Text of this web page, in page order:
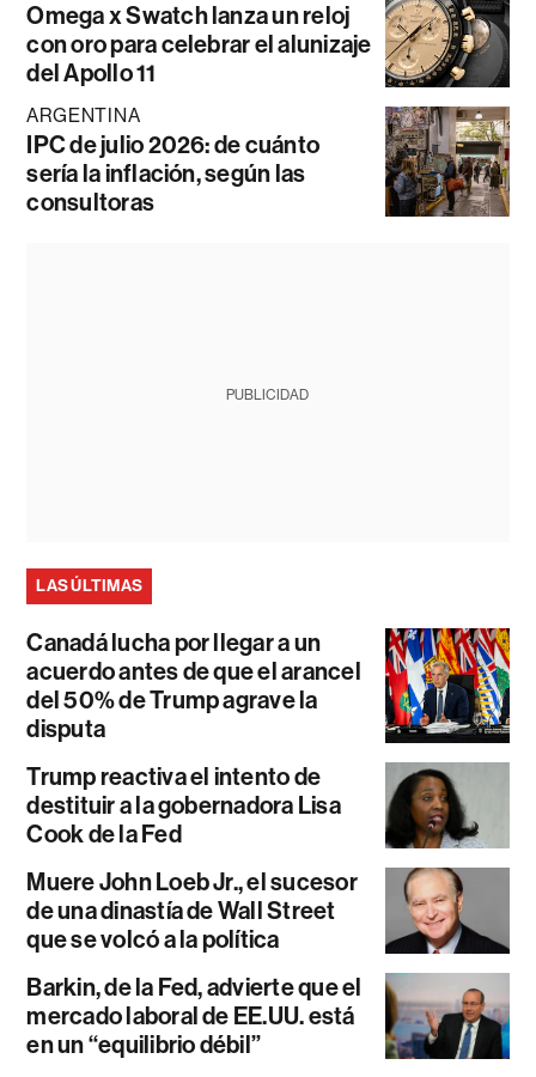
Omega x Swatch lanza un reloj
con oro para celebrar el alunizaje
del Apollo 11
ARGENTINA
IPC de julio 2026: de cuánto
sería la inflación, según las
consultoras
PUBLICIDAD
LAS ÚLTIMAS
Canadá lucha por llegar a un
acuerdo antes de que el arancel
del 50% de Trump agrave la
disputa
Trump reactiva el intento de
destituir a la gobernadora Lisa
Cook de la Fed
Muere John Loeb Jr., el sucesor
de una dinastía de Wall Street
que se volcó a la política
Barkin, de la Fed, advierte que el
mercado laboral de EE.UU. está
en un “equilibrio débil”